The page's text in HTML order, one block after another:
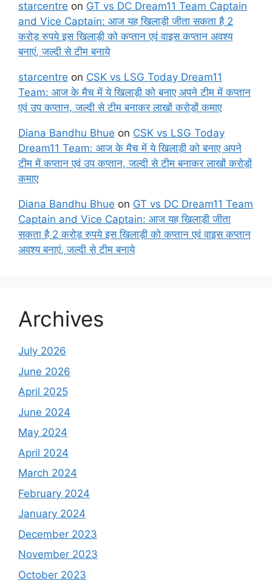
starcentre on GT vs DC Dream11 Team Captain
and Vice Captain: आज यह खिलाड़ी जीता सकता है 2
करोड़ रुपये इस खिलाड़ी को कप्तान एवं वाइस कप्तान अवश्य
बनाएं, जल्दी से टीम बनाये
starcentre on CSK vs LSG Today Dream11
Team: आज के मैच में ये खिलाड़ी को बनाए अपने टीम में कप्तान
एवं उप कप्तान, जल्दी से टीम बनाकर लाखों करोड़ों कमाए
Diana Bandhu Bhue on CSK vs LSG Today
Dream11 Team: आज के मैच में ये खिलाड़ी को बनाए अपने
टीम में कप्तान एवं उप कप्तान, जल्दी से टीम बनाकर लाखों करोड़ों
कमाए
Diana Bandhu Bhue on GT vs DC Dream11 Team
Captain and Vice Captain: आज यह खिलाड़ी जीता
सकता है 2 करोड़ रुपये इस खिलाड़ी को कप्तान एवं वाइस कप्तान
अवश्य बनाएं, जल्दी से टीम बनाये
Archives
July 2026
June 2026
April 2025
June 2024
May 2024
April 2024
March 2024
February 2024
January 2024
December 2023
November 2023
October 2023